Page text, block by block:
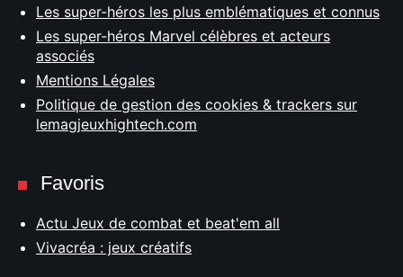
Les super-héros les plus emblématiques et connus
Les super-héros Marvel célèbres et acteurs
associés
Mentions Légales
Politique de gestion des cookies & trackers sur
lemagjeuxhightech.com
Favoris
Actu Jeux de combat et beat'em all
Vivacréa : jeux créatifs